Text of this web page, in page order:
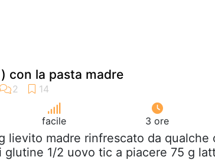
con la pasta madre
facile 3 ore
lievito madre rinfrescato da qualche
glutine 1/2 uovo tic a piacere 75 g